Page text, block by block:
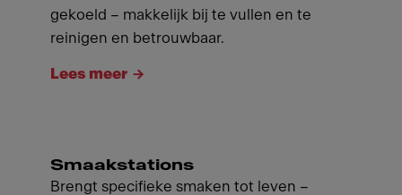
gekoeld – makkelijk bij te vullen en te
reinigen en betrouwbaar.
Lees meer
Smaakstations
Brengt specifieke smaken tot leven –